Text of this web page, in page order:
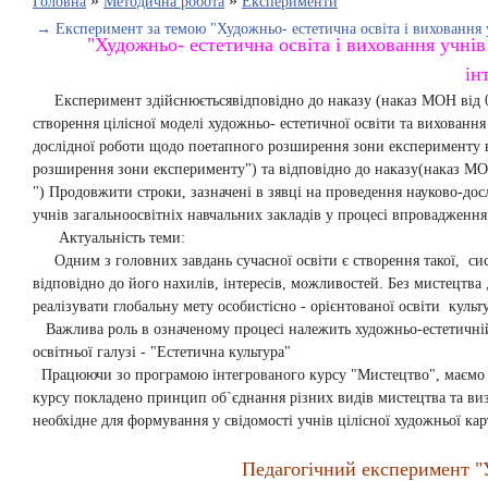
→ Експеримент за темою "Художньо- естетична освіта і
"Художньо- естетична освіта і виховання
Експеримент здійснюєтьсявідповідно до наказу (наказ МОН від
створення цілісної моделі художньо- естетичної освіти та
дослідної роботи щодо поетапного розширення зони
розширення зони експерименту") та відповідно до наказу(наказ
") Продовжити строки, зазначені в зявці на проведення науково-
учнів загальноосвітніх навчальних закладів у процесі
Актуальність теми:
Одним з головних завдань сучасної освіти є створення такої,
відповідно до його нахилів, інтересів, можливостей. Без
реалізувати глобальну мету особистісно - орієнтованої освіти
Важлива роль в означеному процесі належить художньо-
освітньої галузі - "Естетична культура"
Працюючи зо програмою інтегрованого курсу "Мистецтво", маємо
курсу покладено принцип об`єднання різних видів мистецтва та
необхідне для формування у свідомості учнів цілісної художньої
Педагогічний експеримент